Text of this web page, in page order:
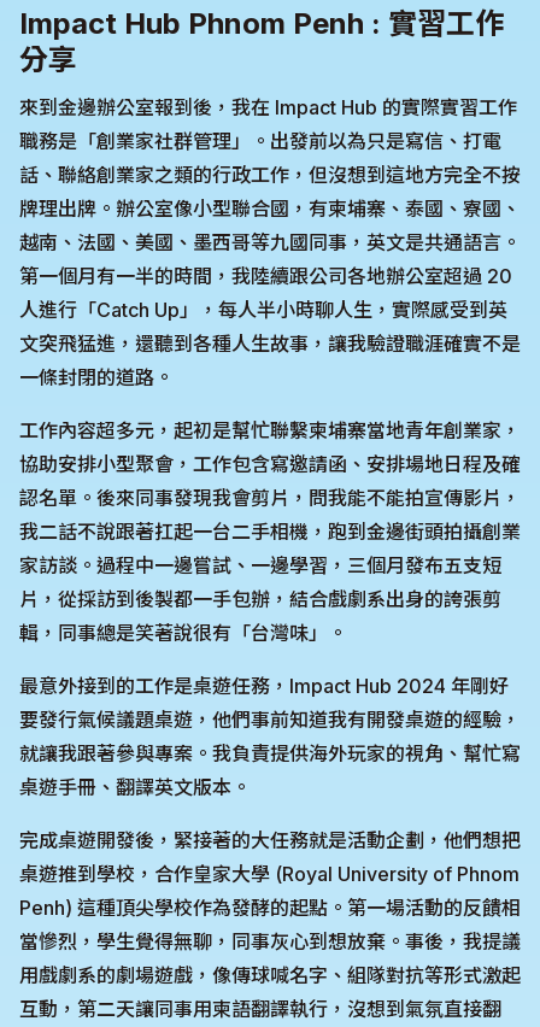
Impact Hub Phnom Penh : 實習工作
分享
來到金邊辦公室報到後，我在 Impact Hub 的實際實習工作
職務是「創業家社群管理」。出發前以為只是寫信、打電
話、聯絡創業家之類的行政工作，但沒想到這地方完全不按
牌理出牌。辦公室像小型聯合國，有柬埔寨、泰國、寮國、
越南、法國、美國、墨西哥等九國同事，英文是共通語言。
第一個月有一半的時間，我陸續跟公司各地辦公室超過 20
人進行「Catch Up」，每人半小時聊人生，實際感受到英
文突飛猛進，還聽到各種人生故事，讓我驗證職涯確實不是
一條封閉的道路。
工作內容超多元，起初是幫忙聯繫柬埔寨當地青年創業家，
協助安排小型聚會，工作包含寫邀請函、安排場地日程及確
認名單。後來同事發現我會剪片，問我能不能拍宣傳影片，
我二話不說跟著扛起一台二手相機，跑到金邊街頭拍攝創業
家訪談。過程中一邊嘗試、一邊學習，三個月發布五支短
片，從採訪到後製都一手包辦，結合戲劇系出身的誇張剪
輯，同事總是笑著說很有「台灣味」。
最意外接到的工作是桌遊任務，Impact Hub 2024 年剛好
要發行氣候議題桌遊，他們事前知道我有開發桌遊的經驗，
就讓我跟著參與專案。我負責提供海外玩家的視角、幫忙寫
桌遊手冊、翻譯英文版本。
完成桌遊開發後，緊接著的大任務就是活動企劃，他們想把
桌遊推到學校，合作皇家大學 (Royal University of Phnom
Penh) 這種頂尖學校作為發酵的起點。第一場活動的反饋相
當慘烈，學生覺得無聊，同事灰心到想放棄。事後，我提議
用戲劇系的劇場遊戲，像傳球喊名字、組隊對抗等形式激起
互動，第二天讓同事用柬語翻譯執行，沒想到氣氛直接翻